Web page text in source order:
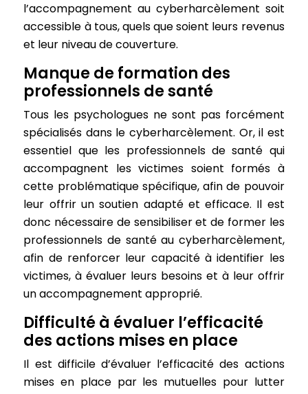
l’accompagnement au cyberharcèlement soit
accessible à tous, quels que soient leurs revenus
et leur niveau de couverture.
Manque de formation des
professionnels de santé
Tous les psychologues ne sont pas forcément
spécialisés dans le cyberharcèlement. Or, il est
essentiel que les professionnels de santé qui
accompagnent les victimes soient formés à
cette problématique spécifique, afin de pouvoir
leur offrir un soutien adapté et efficace. Il est
donc nécessaire de sensibiliser et de former les
professionnels de santé au cyberharcèlement,
afin de renforcer leur capacité à identifier les
victimes, à évaluer leurs besoins et à leur offrir
un accompagnement approprié.
Difficulté à évaluer l’efficacité
des actions mises en place
Il est difficile d’évaluer l’efficacité des actions
mises en place par les mutuelles pour lutter